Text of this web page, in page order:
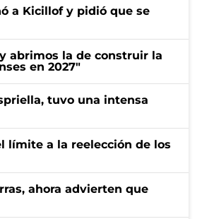
a Kicillof y pidió que se
abrimos la de construir la
en 2027"
tuvo una intensa
límite a la reelección de los
ahora advierten que